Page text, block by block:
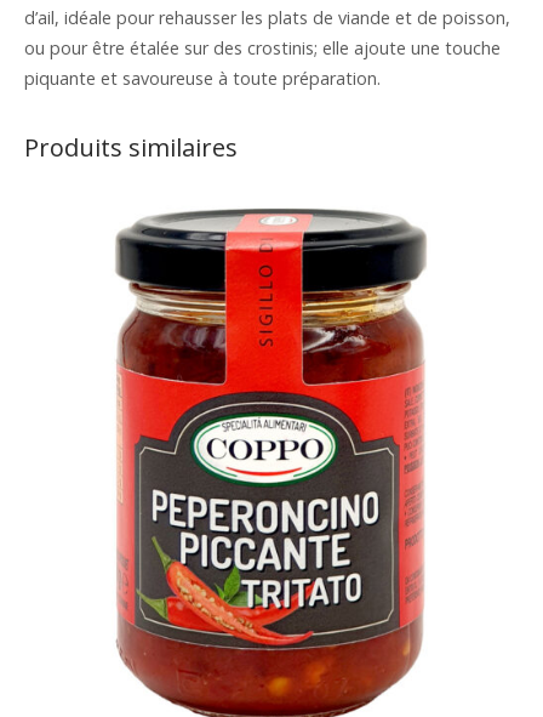
d’ail, idéale pour rehausser les plats de viande et de poisson,
ou pour être étalée sur des crostinis; elle ajoute une touche
piquante et savoureuse à toute préparation.
Produits similaires